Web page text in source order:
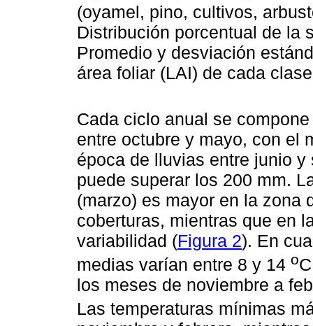
(oyamel, pino, cultivos,
Distribución porcentual de la
Promedio y desviación
área foliar (LAI) de cada
Cada ciclo anual se
entre octubre y mayo, con el
época de lluvias entre junio
puede superar los 200 mm.
(marzo) es mayor en la zona
coberturas, mientras que en
variabilidad (Figura 2). En
medias varían entre 8 y 14 o
los meses de noviembre a
Las temperaturas mínimas